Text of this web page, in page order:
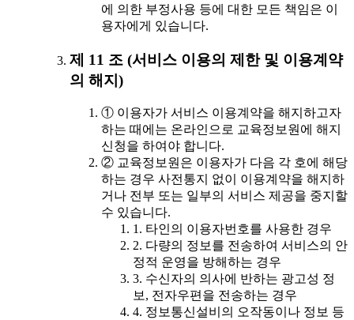
에 의한 부정사용 등에 대한 모든 책임은 이
용자에게 있습니다.
제 11 조 (서비스 이용의 제한 및 이용계약
의 해지)
① 이용자가 서비스 이용계약을 해지하고자
하는 때에는 온라인으로 교육정보원에 해지
신청을 하여야 합니다.
② 교육정보원은 이용자가 다음 각 호에 해당
하는 경우 사전통지 없이 이용계약을 해지하
거나 전부 또는 일부의 서비스 제공을 중지할
수 있습니다.
1. 타인의 이용자번호를 사용한 경우
2. 다량의 정보를 전송하여 서비스의 안
정적 운영을 방해하는 경우
3. 수신자의 의사에 반하는 광고성 정
보, 전자우편을 전송하는 경우
4. 정보통신설비의 오작동이나 정보 등